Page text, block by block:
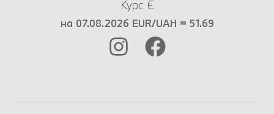
Курс €
на 07.08.2026 EUR/UAH = 51.69